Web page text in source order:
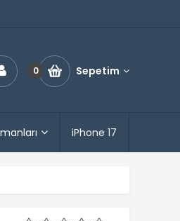
0 Sepetim
iPhone 17